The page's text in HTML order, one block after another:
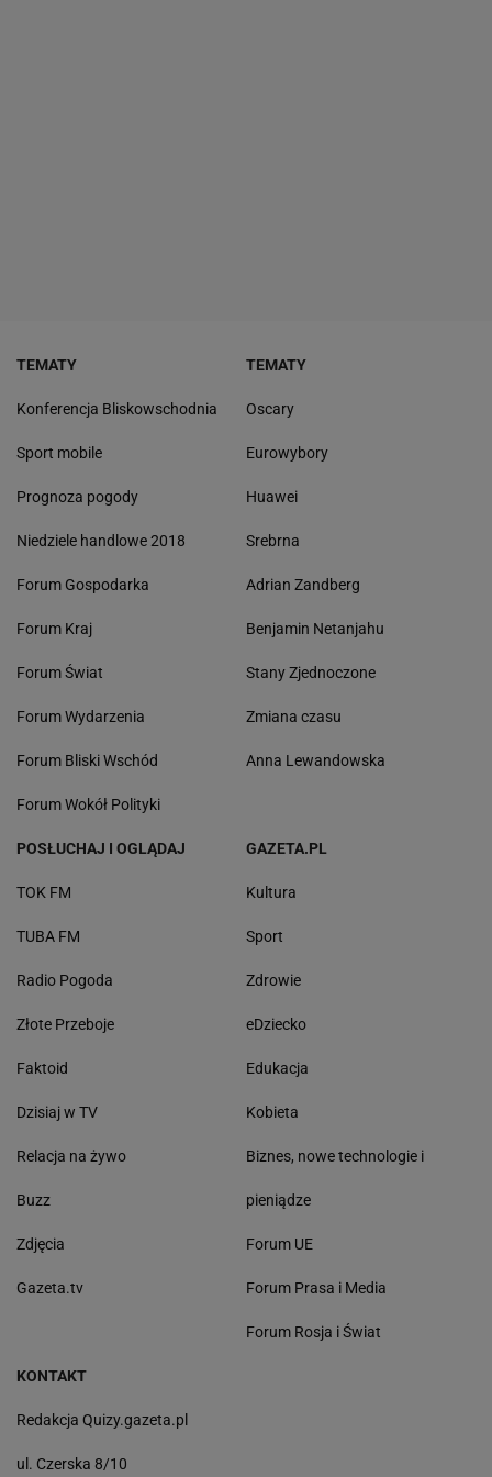
TEMATY
Konferencja Bliskowschodnia
Sport mobile
Prognoza pogody
Niedziele handlowe 2018
Forum Gospodarka
Forum Kraj
Forum Świat
Forum Wydarzenia
Forum Bliski Wschód
Forum Wokół Polityki
TEMATY
Oscary
Eurowybory
Huawei
Srebrna
Adrian Zandberg
Benjamin Netanjahu
Stany Zjednoczone
Zmiana czasu
Anna Lewandowska
POSŁUCHAJ I OGLĄDAJ
TOK FM
TUBA FM
Radio Pogoda
Złote Przeboje
Faktoid
Dzisiaj w TV
Relacja na żywo
Buzz
Zdjęcia
Gazeta.tv
GAZETA.PL
Kultura
Sport
Zdrowie
eDziecko
Edukacja
Kobieta
Biznes, nowe technologie i
pieniądze
Forum UE
Forum Prasa i Media
Forum Rosja i Świat
KONTAKT
Redakcja Quizy.gazeta.pl
ul. Czerska 8/10